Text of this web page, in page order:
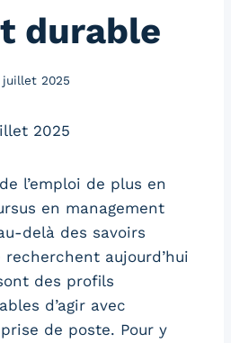
durable
juillet 2025
2025
l’emploi de plus en
en management
delà des savoirs
aujourd’hui
des profils
d’agir avec
de poste. Pour y